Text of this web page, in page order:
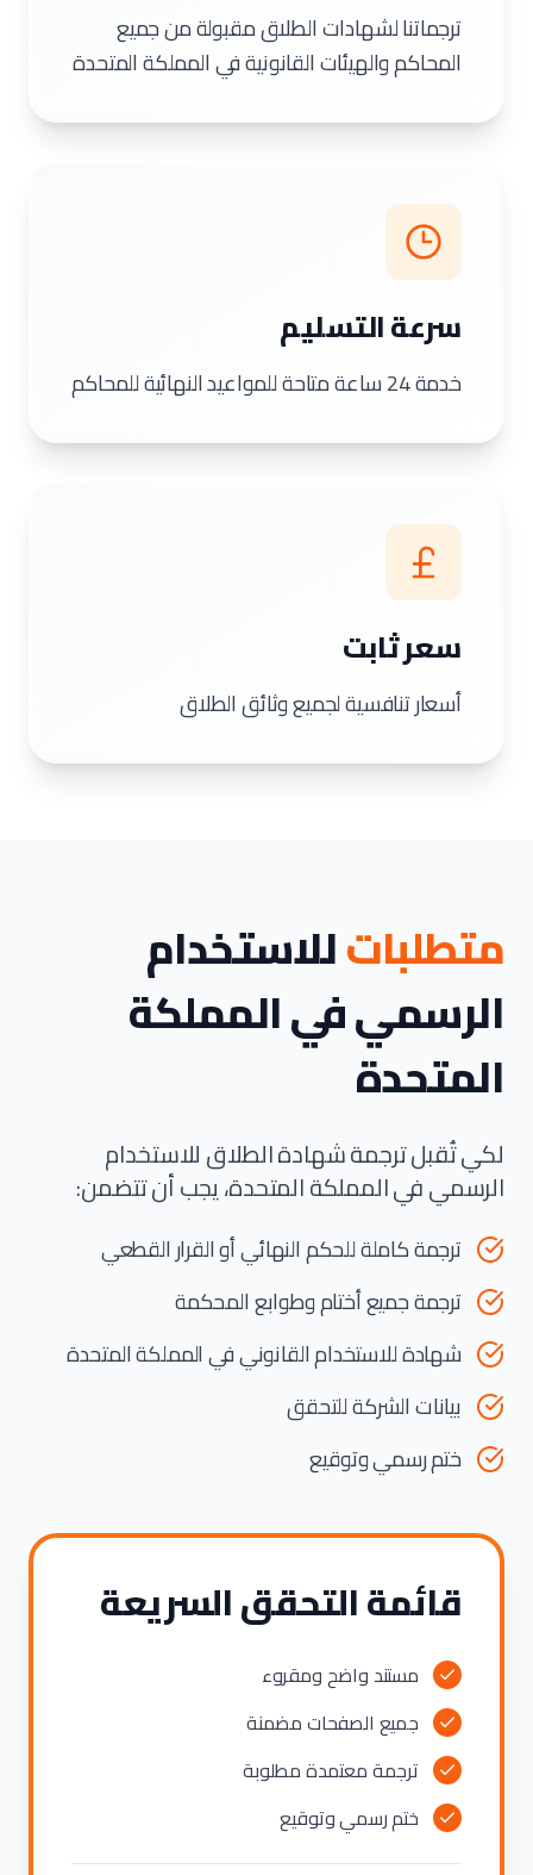
ترجماتنا لشهادات الطلاق مقبولة من جميع
المحاكم والهيئات القانونية في المملكة المتحدة
سرعة التسليم
خدمة 24 ساعة متاحة للمواعيد النهائية للمحاكم
سعر ثابت
أسعار تنافسية لجميع وثائق الطلاق
متطلباتللاستخدام
الرسمي في المملكة
المتحدة
لكي تُقبل ترجمة شهادة الطلاق للاستخدام
الرسمي في المملكة المتحدة، يجب أن تتضمن:
ترجمة كاملة للحكم النهائي أو القرار القطعي
ترجمة جميع أختام وطوابع المحكمة
شهادة للاستخدام القانوني في المملكة المتحدة
بيانات الشركة للتحقق
ختم رسمي وتوقيع
قائمة التحقق السريعة
مستند واضح ومقروء
جميع الصفحات مضمنة
ترجمة معتمدة مطلوبة
ختم رسمي وتوقيع